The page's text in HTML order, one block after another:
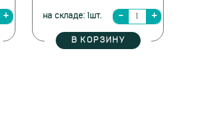
на складе: 1шт.
В КОРЗИНУ